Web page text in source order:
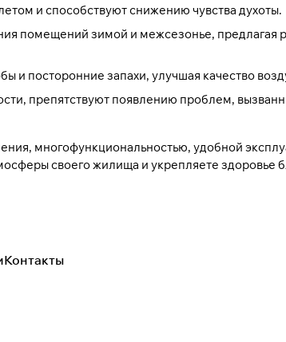
и способствуют снижению чувства духоты.
помещений зимой и межсезонье,
и посторонние запахи, улучшая качество
препятствуют появлению проблем,
многофункциональностью, удобной
своего жилища и укрепляете здоровье
Контакты